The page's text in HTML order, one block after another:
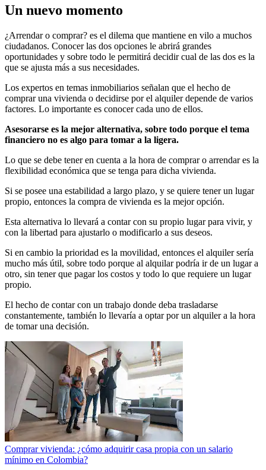
Un nuevo momento
¿Arrendar o comprar? es el dilema que mantiene en vilo a muchos
ciudadanos. Conocer las dos opciones le abrirá grandes
oportunidades y sobre todo le permitirá decidir cual de las dos es la
que se ajusta más a sus necesidades.
Los expertos en temas inmobiliarios señalan que el hecho de
comprar una vivienda o decidirse por el alquiler depende de varios
factores. Lo importante es conocer cada uno de ellos.
Asesorarse es la mejor alternativa, sobre todo porque el tema
financiero no es algo para tomar a la ligera.
Lo que se debe tener en cuenta a la hora de comprar o arrendar es la
flexibilidad económica que se tenga para dicha vivienda.
Si se posee una estabilidad a largo plazo, y se quiere tener un lugar
propio, entonces la compra de vivienda es la mejor opción.
Esta alternativa lo llevará a contar con su propio lugar para vivir, y
con la libertad para ajustarlo o modificarlo a sus deseos.
Si en cambio la prioridad es la movilidad, entonces el alquiler sería
mucho más útil, sobre todo porque al alquilar podría ir de un lugar a
otro, sin tener que pagar los costos y todo lo que requiere un lugar
propio.
El hecho de contar con un trabajo donde deba trasladarse
constantemente, también lo llevaría a optar por un alquiler a la hora
de tomar una decisión.
Comprar vivienda: ¿cómo adquirir casa propia con un salario
mínimo en Colombia?